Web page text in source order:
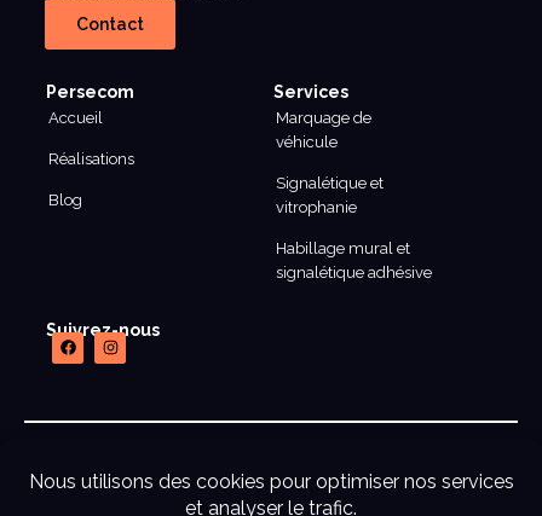
Contact
Persecom
Accueil
Réalisations
Blog
Services
Marquage de
véhicule
Signalétique et
vitrophanie
Habillage mural et
signalétique adhésive
Suivrez-nous